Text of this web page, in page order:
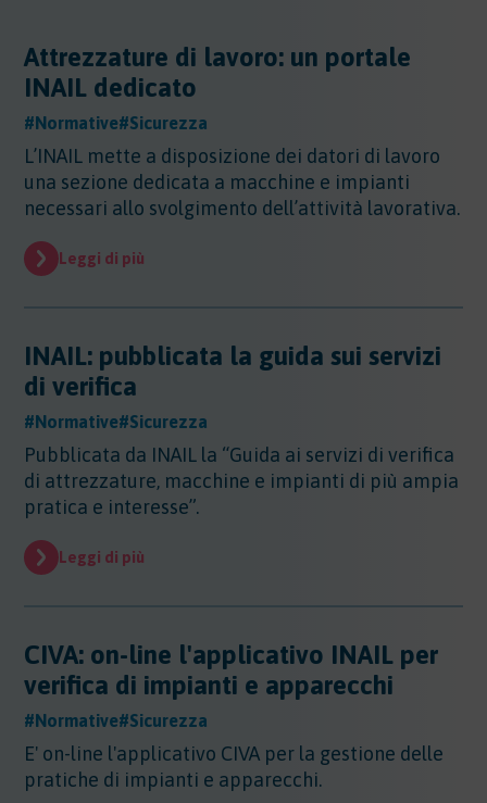
Altri Settori
Altri Settori
Altri Settori - Beni culturali
Altri Settori - Formazione
Altri Settori - Giurisprudenza
Altri Settori - Territorio
Altri Settori - Salute
Ambiente
Ambiente - Acque
Ambiente - Suolo
Ambiente - Rifiuti/SISTRI/RAEE
Ambiente - Inquinamento Elettromagnetico
Ambiente - Inquinamento Acustico
AUA
Ambiente - Rifiuti/RENTRI
Approfondimenti
Certificazioni
Certificazioni - Ecolabel/LCA
Certificazioni - Qualità
Certificazioni - Sicurezza
Certificazioni - CSR
Contributi
Documenti
Documenti
Edilizia
Edilizia
Energia
Evidenza
Normative
Notizie
Regioni
Regioni
Regioni - Abruzzo
Sentenze
Attrezzature di lavoro: un portale
INAIL dedicato
#Normative#Sicurezza
L’INAIL mette a disposizione dei datori di lavoro
una sezione dedicata a macchine e impianti
necessari allo svolgimento dell’attività lavorativa.
Leggi di più
INAIL: pubblicata la guida sui servizi
di verifica
#Normative#Sicurezza
Pubblicata da INAIL la “Guida ai servizi di verifica
di attrezzature, macchine e impianti di più ampia
pratica e interesse”.
Leggi di più
CIVA: on-line l'applicativo INAIL per
verifica di impianti e apparecchi
#Normative#Sicurezza
E' on-line l'applicativo CIVA per la gestione delle
pratiche di impianti e apparecchi.